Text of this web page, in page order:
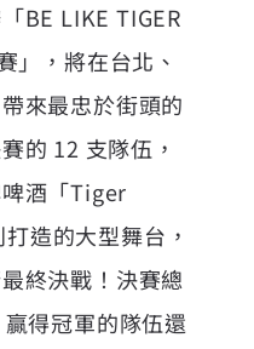
BE LIKE TIGER
」，將在台北、
來最忠於街頭的
的 12 支隊伍，
酒「Tiger
造的大型舞台，
終決戰！決賽總
得冠軍的隊伍還